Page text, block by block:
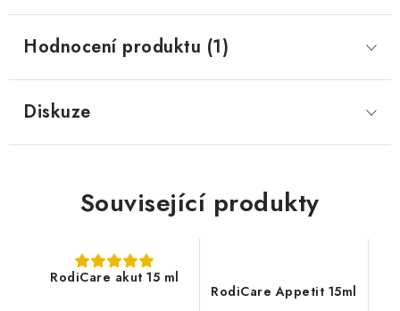
Hodnocení produktu (1)
Diskuze
Související produkty
RodiCare akut 15 ml
RodiCare Appetit 15ml